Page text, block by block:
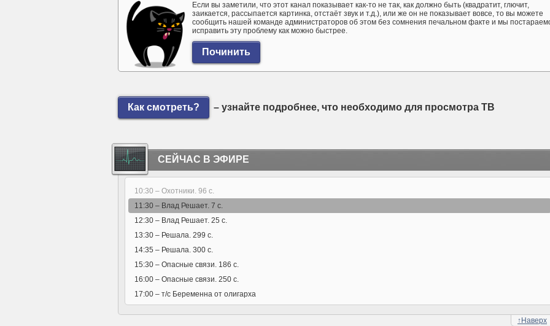
Если вы заметили, что этот канал показывает как-то не так, как должно быть (квадратит, глючит,
заикается, рассыпается картинка, отстаёт звук и т.д.), или же он не показывает вовсе, то вы можете
сообщить нашей команде администраторов об этом без сомнения печальном факте и мы
исправить эту проблему как можно быстрее.
Как смотреть? – узнайте подробнее, что необходимо для просмотра ТВ
СЕЙЧАС В ЭФИРЕ
10:30 – Охотники. 96 с.
11:30 – Влад Решает. 7 с.
12:30 – Влад Решает. 25 с.
13:30 – Решала. 299 с.
14:35 – Решала. 300 с.
15:30 – Опасные связи. 186 с.
16:00 – Опасные связи. 250 с.
17:00 – т/с Беременна от олигарха
↑ Наверх